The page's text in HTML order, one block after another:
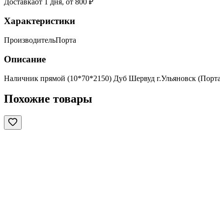
Характеристики
ПроизводительПорта
Описание
Наличник прямой (10*70*2150) Дуб Шервуд г.Ульяновск
Похожие товары